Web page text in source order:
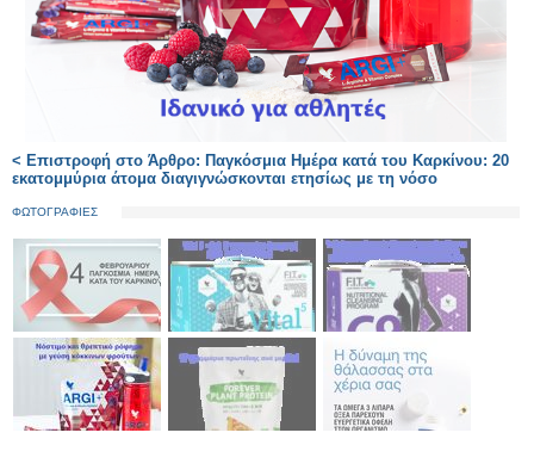
< Επιστροφή στο Άρθρο: Παγκόσμια Ημέρα κατά του Καρκίνου: 20
εκατομμύρια άτομα διαγιγνώσκονται ετησίως με τη νόσο
ΦΩΤΟΓΡΑΦΙΕΣ